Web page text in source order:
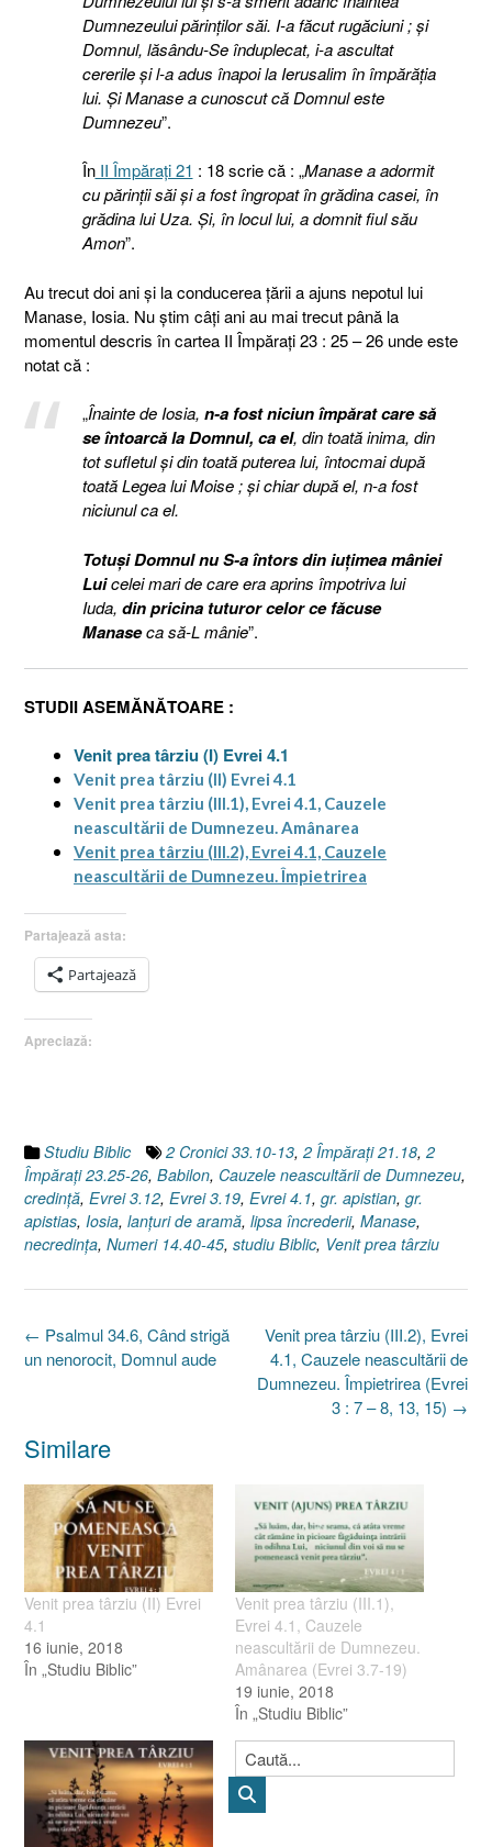
Dumnezeului părinţilor săi. I-a făcut rugăciuni ; şi
Domnul, lăsându-Se înduplecat, i-a ascultat
cererile şi l-a adus înapoi la Ierusalim în împărăţia
lui. Şi Manase a cunoscut că Domnul este
Dumnezeu”.
ÎnII Împăraţi 21 : 18 scrie că : „Manase a adormit
cu părinţii săi şi a fost îngropat în grădina casei, în
grădina lui Uza. Şi, în locul lui, a domnit fiul său
Amon”.
Au trecut doi ani şi la conducerea ţării a ajuns nepotul lui
Manase, Iosia. Nu ştim câţi ani au mai trecut până la
momentul descris în cartea II Împăraţi 23 : 25 – 26 unde este
notat că :
„Înainte de Iosia, n-a fost niciun împărat care să
se întoarcă la Domnul, ca el, din toată inima, din
tot sufletul şi din toată puterea lui, întocmai după
toată Legea lui Moise ; şi chiar după el, n-a fost
niciunul ca el.
Totuşi Domnul nu S-a întors din iuţimea mâniei
Luicelei mari de care era aprins împotriva lui
Iuda, din pricina tuturor celor ce făcuse
Manaseca să-L mânie”.
STUDII ASEMĂNĂTOARE :
Venit prea târziu (I) Evrei 4.1
Venit prea târziu (II) Evrei 4.1
Venit prea târziu (III.1), Evrei 4.1, Cauzele
neascultării de Dumnezeu. Amânarea
Venit prea târziu (III.2), Evrei 4.1, Cauzele
neascultării de Dumnezeu. Împietrirea
Partajează asta:
Partajează
Apreciază:
Studiu Biblic 2 Cronici 33.10-13, 2 Împăraţi 21.18, 2
Împăraţi 23.25-26, Babilon, Cauzele neascultării de Dumnezeu,
credinţă, Evrei 3.12, Evrei 3.19, Evrei 4.1, gr. apistian, gr.
apistias, Iosia, lanţuri de aramă, lipsa încrederii, Manase,
necredinţa, Numeri 14.40-45, studiu Biblic, Venit prea târziu
Post
navigation
Venit prea târziu (III.2), Evrei
4.1, Cauzele neascultării de
Dumnezeu. Împietrirea (Evrei
3 : 7 – 8, 13, 15) →
← Psalmul 34.6, Când strigă
un nenorocit, Domnul aude
Similare
Venit prea târziu (II) Evrei
4.1
16 iunie, 2018
În „Studiu Biblic”
Venit prea târziu (III.1),
Evrei 4.1, Cauzele
neascultării de Dumnezeu.
Amânarea (Evrei 3.7-19)
19 iunie, 2018
În „Studiu Biblic”